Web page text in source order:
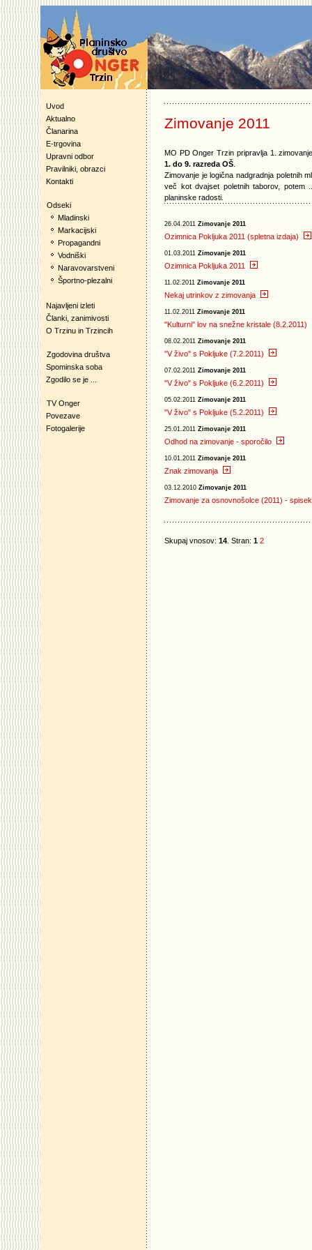
Uvod
Aktualno
Članarina
E-trgovina
Upravni odbor
Pravilniki, obrazci
Kontakti
Odseki
Mladinski
Markacijski
Propagandni
Vodniški
Naravovarstveni
Športno-plezalni
Najavljeni izleti
Članki, zanimivosti
O Trzinu in Trzincih
Zgodovina društva
Spominska soba
Zgodilo se je ...
TV Onger
Povezave
Fotogalerije
Zimovanje 2011
MO PD Onger Trzin pripravlja 1.
1. do 9. razreda OŠ
Zimovanje je logična nadgradnja poletnih
več kot dvajset poletnih taborov,
planinske radosti.
26.04.2011 Zimovanje 2011
Ozimnica Pokljuka 2011 (spletna izdaja)
01.03.2011 Zimovanje 2011
Ozimnica Pokljuka 2011
11.02.2011 Zimovanje 2011
Nekaj utrinkov z zimovanja
11.02.2011 Zimovanje 2011
"Kulturni" lov na snežne kristale (8.2.2011)
08.02.2011 Zimovanje 2011
"V živo" s Pokljuke (7.2.2011)
07.02.2011 Zimovanje 2011
"V živo" s Pokljuke (6.2.2011)
05.02.2011 Zimovanje 2011
"V živo" s Pokljuke (5.2.2011)
25.01.2011 Zimovanje 2011
Odhod na zimovanje - sporočilo
10.01.2011 Zimovanje 2011
Znak zimovanja
03.12.2010 Zimovanje 2011
Zimovanje za osnovnošolce (2011) -
Skupaj vnosov: 14 . Stran: 1 2